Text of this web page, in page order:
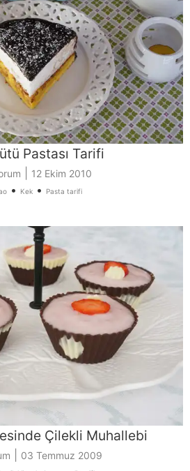
Pastası Tarifi
12 Ekim 2010
• Kek • Pasta tarifi
Çilekli Muhallebi
03 Temmuz 2009